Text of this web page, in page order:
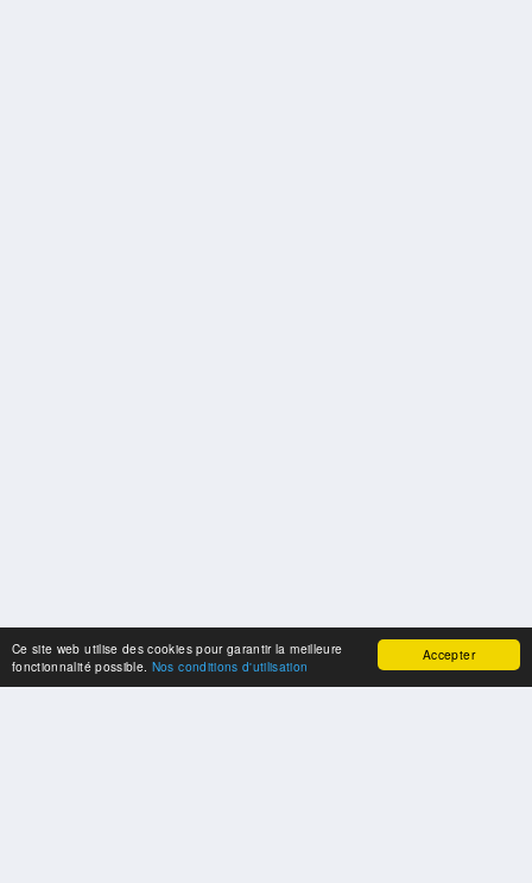
Accepter
Ce site web utilise des cookies pour garantir la meilleure
fonctionnalité possible. Nos conditions d'utilisation